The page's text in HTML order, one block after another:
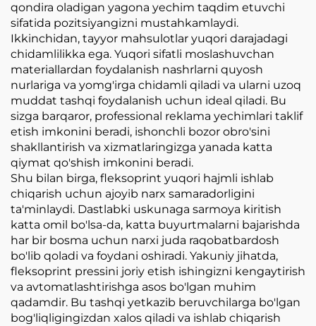
qondira oladigan yagona yechim taqdim etuvchi
sifatida pozitsiyangizni mustahkamlaydi.
Ikkinchidan, tayyor mahsulotlar yuqori darajadagi
chidamlilikka ega. Yuqori sifatli moslashuvchan
materiallardan foydalanish nashrlarni quyosh
nurlariga va yomg'irga chidamli qiladi va ularni uzoq
muddat tashqi foydalanish uchun ideal qiladi. Bu
sizga barqaror, professional reklama yechimlari taklif
etish imkonini beradi, ishonchli bozor obro'sini
shakllantirish va xizmatlaringizga yanada katta
qiymat qo'shish imkonini beradi.
Shu bilan birga, fleksoprint yuqori hajmli ishlab
chiqarish uchun ajoyib narx samaradorligini
ta'minlaydi. Dastlabki uskunaga sarmoya kiritish
katta omil bo'lsa-da, katta buyurtmalarni bajarishda
har bir bosma uchun narxi juda raqobatbardosh
bo'lib qoladi va foydani oshiradi. Yakuniy jihatda,
fleksoprint pressini joriy etish ishingizni kengaytirish
va avtomatlashtirishga asos bo'lgan muhim
qadamdir. Bu tashqi yetkazib beruvchilarga bo'lgan
bog'liqligingizdan xalos qiladi va ishlab chiqarish